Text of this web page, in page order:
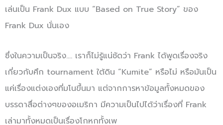
เล่นเป็น Frank Dux แบบ “Based on True Story” ของ
Frank Dux นั่นเอง
ซึ่งในความเป็นจริง…. เราก็ไม่รู้แน่ชัดว่า Frank ได้พูดเรื่องจริง
เกี่ยวกับศึก tournament ใต้ดิน “Kumite” หรือไม่ หรือมันเป็น
แค่เรื่องแต่งเองที่มโนขึ้นมา แต่จากการหาข้อมูลทั้งหมดของ
บรรดาสื่อต่างๆของอเมริกา มีความเป็นไปได้ว่าเรื่องที่ Frank
เล่ามาทั้งหมดเป็นเรื่องโกหกทั้งเพ